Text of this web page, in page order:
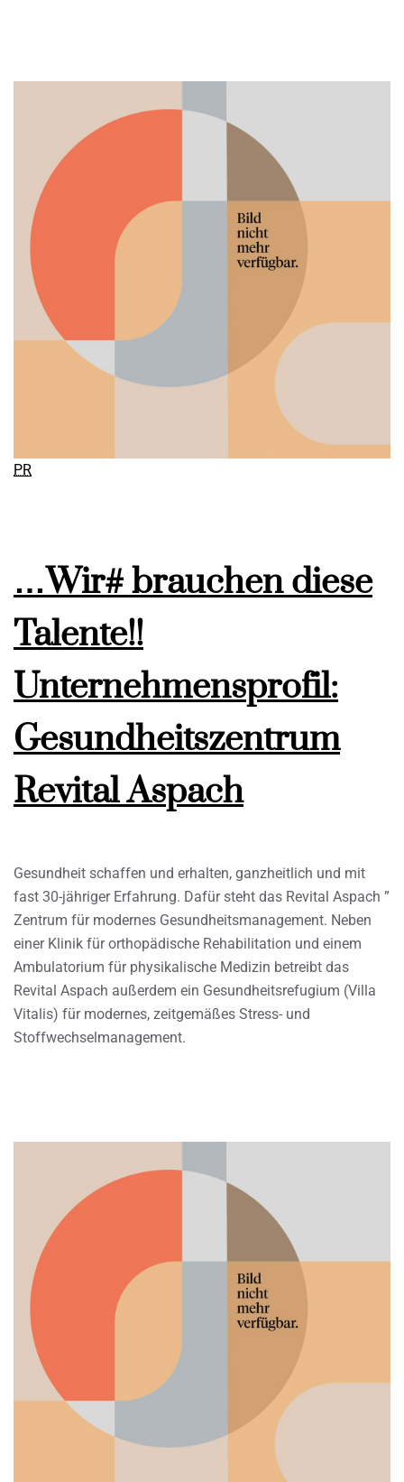
PR
…Wir# brauchen diese
Talente!!
Unternehmensprofil:
Gesundheitszentrum
Revital Aspach
Gesundheit schaffen und erhalten, ganzheitlich und mit
fast 30-jähriger Erfahrung. Dafür steht das Revital Aspach ”
Zentrum für modernes Gesundheitsmanagement. Neben
einer Klinik für orthopädische Rehabilitation und einem
Ambulatorium für physikalische Medizin betreibt das
Revital Aspach außerdem ein Gesundheitsrefugium (Villa
Vitalis) für modernes, zeitgemäßes Stress- und
Stoffwechselmanagement.